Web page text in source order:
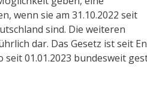
wenn sie am 31.10.2022 seit
sind. Die weiteren
dar. Das Gesetz ist seit
01.01.2023 bundesweit